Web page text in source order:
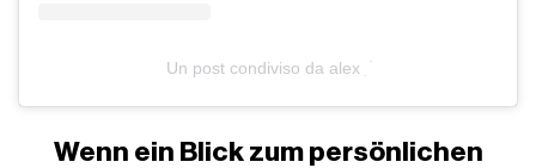
Un post condiviso da alex ִ ࣪
Wenn ein Blick zum persönlichen